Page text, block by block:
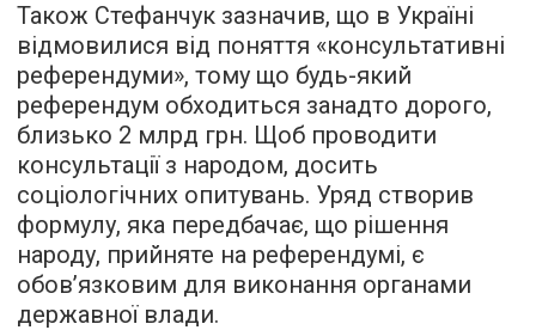
Також Стефанчук зазначив, що в Україні
відмовилися від поняття «консультативні
референдуми», тому що будь-який
референдум обходиться занадто дорого,
близько 2 млрд грн. Щоб проводити
консультації з народом, досить
соціологічних опитувань. Уряд створив
формулу, яка передбачає, що рішення
народу, прийняте на референдумі, є
обов’язковим для виконання органами
державної влади.